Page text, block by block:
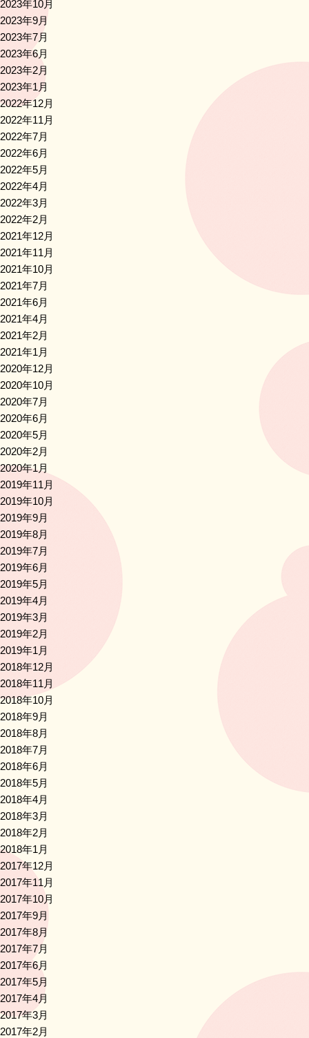
2023年10月
2023年9月
2023年7月
2023年6月
2023年2月
2023年1月
2022年12月
2022年11月
2022年7月
2022年6月
2022年5月
2022年4月
2022年3月
2022年2月
2021年12月
2021年11月
2021年10月
2021年7月
2021年6月
2021年4月
2021年2月
2021年1月
2020年12月
2020年10月
2020年7月
2020年6月
2020年5月
2020年2月
2020年1月
2019年11月
2019年10月
2019年9月
2019年8月
2019年7月
2019年6月
2019年5月
2019年4月
2019年3月
2019年2月
2019年1月
2018年12月
2018年11月
2018年10月
2018年9月
2018年8月
2018年7月
2018年6月
2018年5月
2018年4月
2018年3月
2018年2月
2018年1月
2017年12月
2017年11月
2017年10月
2017年9月
2017年8月
2017年7月
2017年6月
2017年5月
2017年4月
2017年3月
2017年2月